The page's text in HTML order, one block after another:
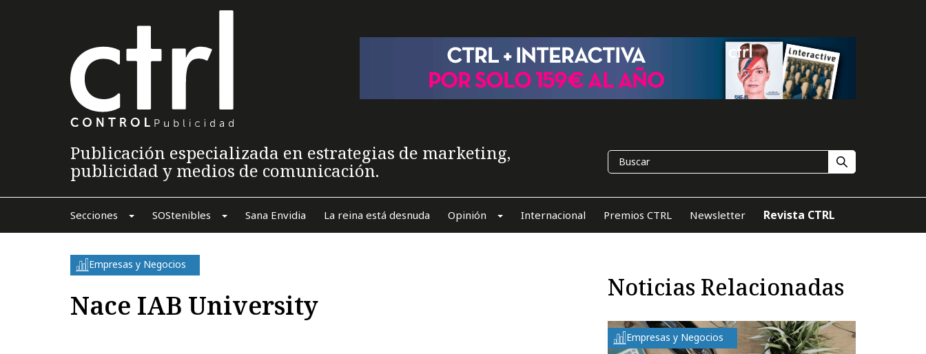
Publicación especializada en estrategias de marketing,
publicidad y medios de comunicación.
Secciones SOStenibles Sana Envidia La reina está desnuda Opinión Internacional Premios CTRL Newsletter Revista CTRL
Empresas y Negocios
Nace IAB University
Noticias Relacionadas
Empresas y Negocios